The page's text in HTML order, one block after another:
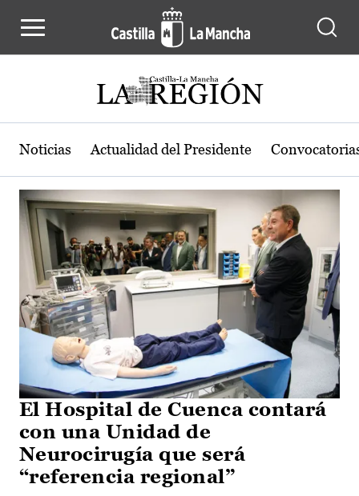
Actualidad de la región de Castilla-
Noticias Actualidad del Presidente
El Hospital de Cuenca contará
con una Unidad de
Neurocirugía que será
“referencia regional”